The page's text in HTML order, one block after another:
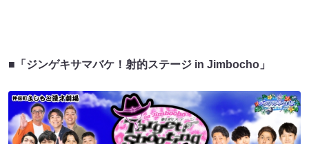
■「ジンゲキサマバケ！射的ステージ in Jimbocho」